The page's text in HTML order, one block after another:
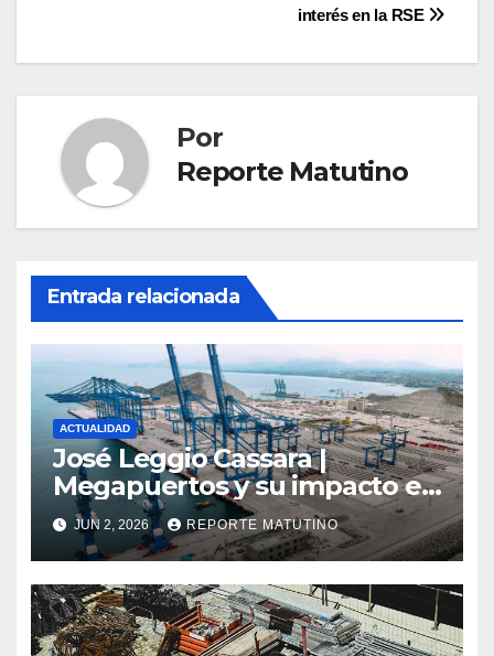
interés en la RSE
Por
Reporte Matutino
Entrada relacionada
ACTUALIDAD
José Leggio Cassara |
Megapuertos y su impacto en
el turismo y el comercio
global
JUN 2, 2026 REPORTE MATUTINO